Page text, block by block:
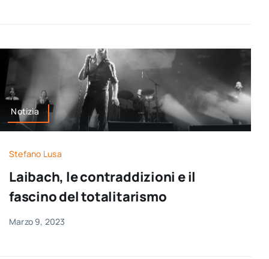
Notizia
Stefano Lusa
Laibach, le contraddizioni e il
fascino del totalitarismo
Marzo 9, 2023